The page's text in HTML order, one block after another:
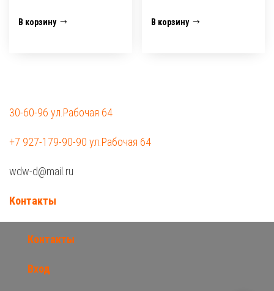
В корзину В корзину
30-60-96 ул.Рабочая 64
+7 927-179-90-90 ул.Рабочая 64
wdw-d@mail.ru
Контакты
Контакты
Вход